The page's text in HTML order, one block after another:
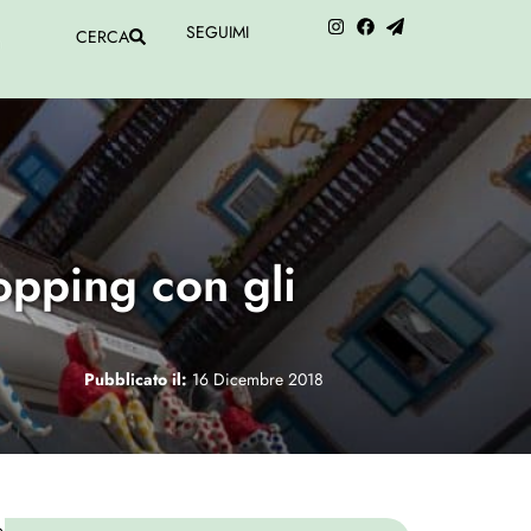
CERCA SEGUIMI
con gli
Pubblicato il:16 Dicembre 2018